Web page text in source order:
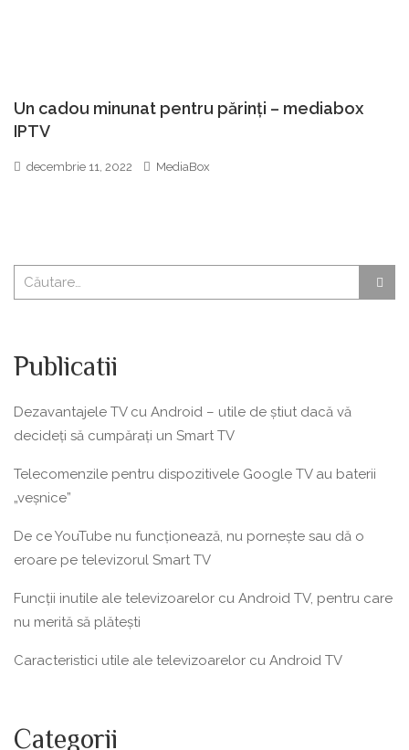
Un cadou minunat pentru părinți – mediabox
IPTV
decembrie 11, 2022 MediaBox
Publicatii
Dezavantajele TV cu Android – utile de știut dacă vă
decideți să cumpărați un Smart TV
Telecomenzile pentru dispozitivele Google TV au baterii
„veșnice”
De ce YouTube nu funcționează, nu pornește sau dă o
eroare pe televizorul Smart TV
Funcții inutile ale televizoarelor cu Android TV, pentru care
nu merită să plătești
Caracteristici utile ale televizoarelor cu Android TV
Categorii